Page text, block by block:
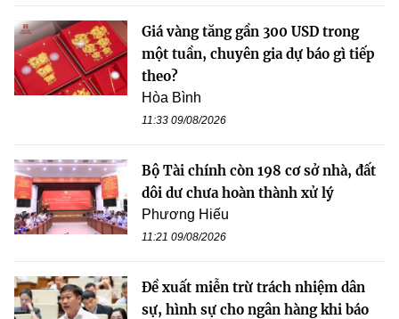
Giá vàng tăng gần 300 USD trong
một tuần, chuyên gia dự báo gì tiếp
theo?
Hòa Bình
11:33 09/08/2026
Bộ Tài chính còn 198 cơ sở nhà, đất
dôi dư chưa hoàn thành xử lý
Phương Hiếu
11:21 09/08/2026
Đề xuất miễn trừ trách nhiệm dân
sự, hình sự cho ngân hàng khi báo